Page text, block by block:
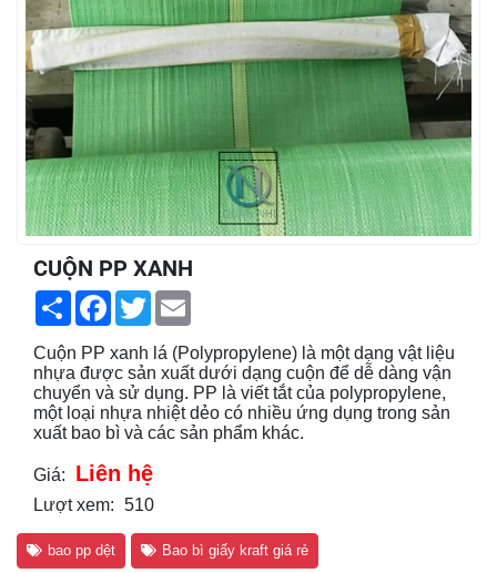
CUỘN PP XANH
ShareFacebook
Twitter
Cuộn PP xanh lá (Polypropylene) là một dạng vật liệu
nhựa được sản xuất dưới dạng cuộn để dễ dàng vận
chuyển và sử dụng. PP là viết tắt của polypropylene,
một loại nhựa nhiệt dẻo có nhiều ứng dụng trong sản
xuất bao bì và các sản phẩm khác.
Giá: Liên hệ
Lượt xem: 510
bao pp dệt Bao bì giấy kraft giá rẻ